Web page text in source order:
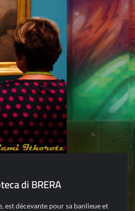
di BRERA
décevante pour sa banlieue et